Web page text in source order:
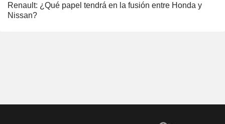
Renault: ¿Qué papel tendrá en la fusión entre Honda y
Nissan?